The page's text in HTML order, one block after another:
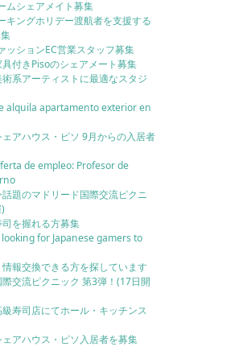
ムシェアメイト募集
キングホリデー渡航者を支援する
ッションEC営業スタッフ募集
具付きPisoのシェアメート募集
術系アーティストに最適なスタジ
alquila apartamento exterior en
ェアハウス・ピソ 9月からの入居者
de empleo: Profesor de
話題のマドリード国際交流ピクニ
司を握れる方募集
looking for Japanese gamers to
情報交換できる方を探しています
際交流ピクニック 第3弾！(17日開
級寿司店にてホール・キッチンス
ェアハウス・ピソ入居者を募集